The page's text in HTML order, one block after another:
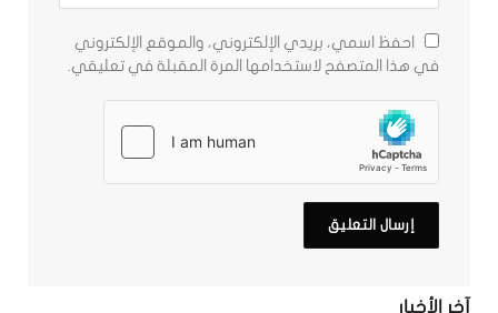
احفظ اسمي، بريدي الإلكتروني، والموقع الإلكتروني
في هذا المتصفح لاستخدامها المرة المقبلة في تعليقي.
آخر الأخبار